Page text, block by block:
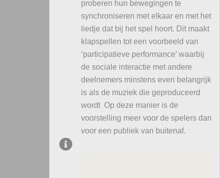
proberen hun bewegingen te
synchroniseren met elkaar en met het
liedje dat bij het spel hoort. Dit maakt
klapspellen tot een voorbeeld van
‘participatieve performance’ waarbij
de sociale interactie met andere
deelnemers minstens even belangrijk
is als de muziek die geproduceerd
wordt Op deze manier is de
voorstelling meer voor de spelers dan
voor een publiek van buitenaf.